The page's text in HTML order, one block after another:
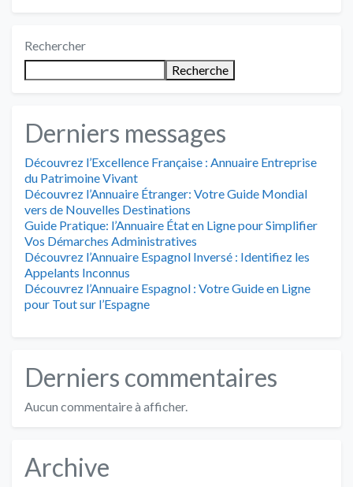
Rechercher
Recherche
Derniers messages
Découvrez l’Excellence Française : Annuaire Entreprise
du Patrimoine Vivant
Découvrez l’Annuaire Étranger: Votre Guide Mondial
vers de Nouvelles Destinations
Guide Pratique: l’Annuaire État en Ligne pour Simplifier
Vos Démarches Administratives
Découvrez l’Annuaire Espagnol Inversé : Identifiez les
Appelants Inconnus
Découvrez l’Annuaire Espagnol : Votre Guide en Ligne
pour Tout sur l’Espagne
Derniers commentaires
Aucun commentaire à afficher.
Archive